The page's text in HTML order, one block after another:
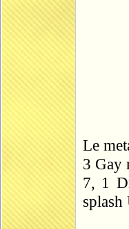
Le
3 Gay
7, 1